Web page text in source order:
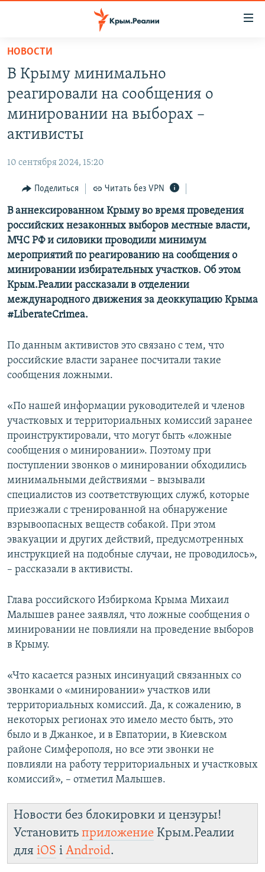
Вернуться
основному
содержанию
Вернутся
главной
Вернутся
поиску
СПЕЦПРОЕКТЫ
ВОДА
ИНТЕРАКТИВ
ИНФОГРАФИКА
ТЕЛЕПРОЕКТ КРЫМ.РЕАЛИИ
СОВЕТЫ ПРАВОЗАЩИТНИКОВ
ПРОПАВШИЕ БЕЗ ВЕСТИ
ПОБЕДИТЕЛЕЙ НЕ СУДЯТ?
КРЫМ.НЕПОКОРЕННЫЙ
ELIFBE
УКРАИНСКАЯ ПРОБЛЕМА КРЫМА
РАДІО СВОБОДА
КАК ОБОЙТИ БЛОКИРОВКУ
Українською
Qırımtatar
ПРИСОЕДИНЯЙТЕСЬ!
Все сайты RFE/RL
НОВОСТИ
В Крыму минимально
реагировали на сообщения о
минировании на выборах –
активисты
10 сентября 2024, 15:20
Поделиться Читать без VPN
В аннексированном Крыму во время проведения
российских незаконных выборов местные власти,
МЧС РФ и силовики проводили минимум
мероприятий по реагированию на сообщения о
минировании избирательных участков. Об этом
Крым.Реалии рассказали в отделении
международного движения за деоккупацию Крыма
#LiberateCrimea.
По данным активистов это связано с тем, что
российские власти заранее посчитали такие
сообщения ложными.
«По нашей информации руководителей и членов
участковых и территориальных комиссий заранее
проинструктировали, что могут быть «ложные
сообщения о минировании». Поэтому при
поступлении звонков о минировании обходились
минимальными действиями – вызывали
специалистов из соответствующих служб, которые
приезжали с тренированной на обнаружение
взрывоопасных веществ собакой. При этом
эвакуации и других действий, предусмотренных
инструкцией на подобные случаи, не проводилось»,
– рассказали в активисты.
Глава российского Избиркома Крыма Михаил
Малышев ранее заявлял, что ложные сообщения о
минировании не повлияли на проведение выборов
в Крыму.
«Что касается разных инсинуаций связанных со
звонками о «минировании» участков или
территориальных комиссий. Да, к сожалению, в
некоторых регионах это имело место быть, это
было и в Джанкое, и в Евпатории, в Киевском
районе Симферополя, но все эти звонки не
повлияли на работу территориальных и участковых
комиссий», – отметил Малышев.
Новости без блокировки и цензуры!
Установить приложение Крым.Реалии
для iOS і Android.